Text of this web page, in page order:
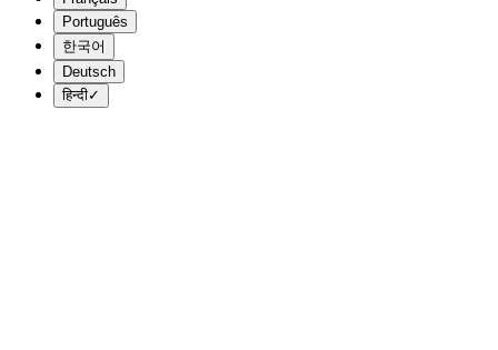
Português
한국어
Deutsch
हिन्दी✓